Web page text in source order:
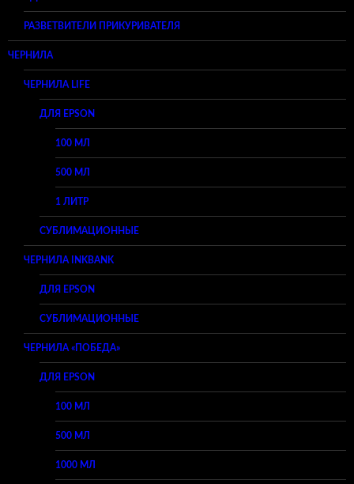
РАЗВЕТВИТЕЛИ ПРИКУРИВАТЕЛЯ
ЧЕРНИЛА
ЧЕРНИЛА LIFE
ДЛЯ EPSON
100 МЛ
500 МЛ
1 ЛИТР
СУБЛИМАЦИОННЫЕ
ЧЕРНИЛА INKBANK
ДЛЯ EPSON
СУБЛИМАЦИОННЫЕ
ЧЕРНИЛА «ПОБЕДА»
ДЛЯ EPSON
100 МЛ
500 МЛ
1000 МЛ